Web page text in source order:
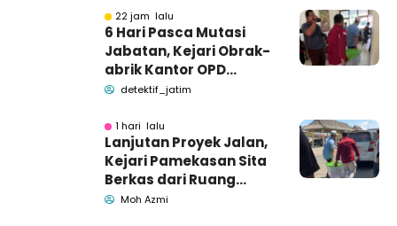
22 jam lalu
6 Hari Pasca Mutasi
Jabatan, Kejari Obrak-
abrik Kantor OPD
Pemkab Pamekasan
detektif_jatim
1 hari lalu
Lanjutan Proyek Jalan,
Kejari Pamekasan Sita
Berkas dari Ruang
Pemkab Pamekasan
Moh Azmi